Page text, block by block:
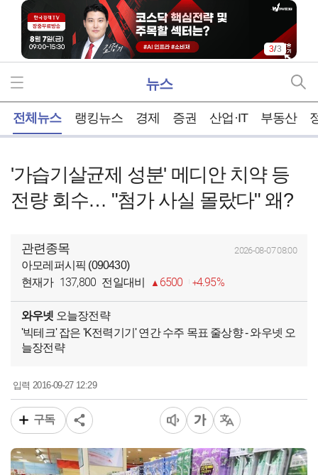
3/3
뉴스
전체뉴스 랭킹뉴스 경제 증권 산업·IT 부동산
'가습기살균제 성분' 메디안 치약 등
전량 회수… "첨가 사실 몰랐다" 왜?
관련종목 2026-08-07 08:00
아모레퍼시픽 (090430)
현재가 137,800 전일대비 6500 4.95%
와우넷 오늘장전략
'빅테크' 잡은 'K전력기기' 연간 수주 목표 줄상향 - 와우넷 오
늘장전략
입력 2016-09-27 12:29
구독